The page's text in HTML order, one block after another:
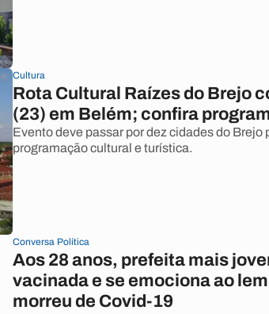
Cultura
Rota Cultural Raízes do Brejo
(23) em Belém; confira
Evento deve passar por dez cidades do Brejo
programação cultural e turística.
Conversa Política
Aos 28 anos, prefeita mais
vacinada e se emociona ao
morreu de Covid-19